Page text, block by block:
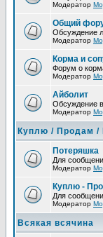
Модератор
Общий
Обсуждение
Модератор
Корма и
Форум о
Модератор
Айболит
Обсуждение
Модератор
Куплю / Продам /
Потеряшка
Для
Модератор
Куплю -
Для
Модератор
Всякая всячина